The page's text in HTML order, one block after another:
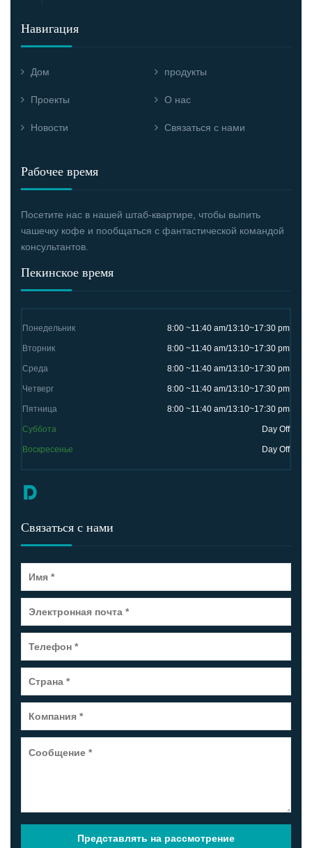
Навигация
Дом продукты
Проекты О нас
Новости Связаться с нами
Рабочее время
Посетите нас в нашей штаб-квартире, чтобы выпить
чашечку кофе и пообщаться с фантастической командой
консультантов.
Пекинское время
Понедельник 8:00 ~11:40 am/13:10~17:30 pm
Вторник 8:00 ~11:40 am/13:10~17:30 pm
Среда 8:00 ~11:40 am/13:10~17:30 pm
Четверг 8:00 ~11:40 am/13:10~17:30 pm
Пятница 8:00 ~11:40 am/13:10~17:30 pm
Суббота Day Off
Воскресенье Day Off
Связаться с нами